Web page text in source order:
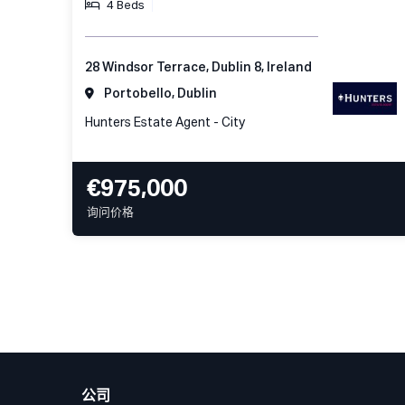
4 Beds
28 Windsor Terrace, Dublin 8, Ireland
Portobello, Dublin
Hunters Estate Agent - City
€975,000
询问价格
公司